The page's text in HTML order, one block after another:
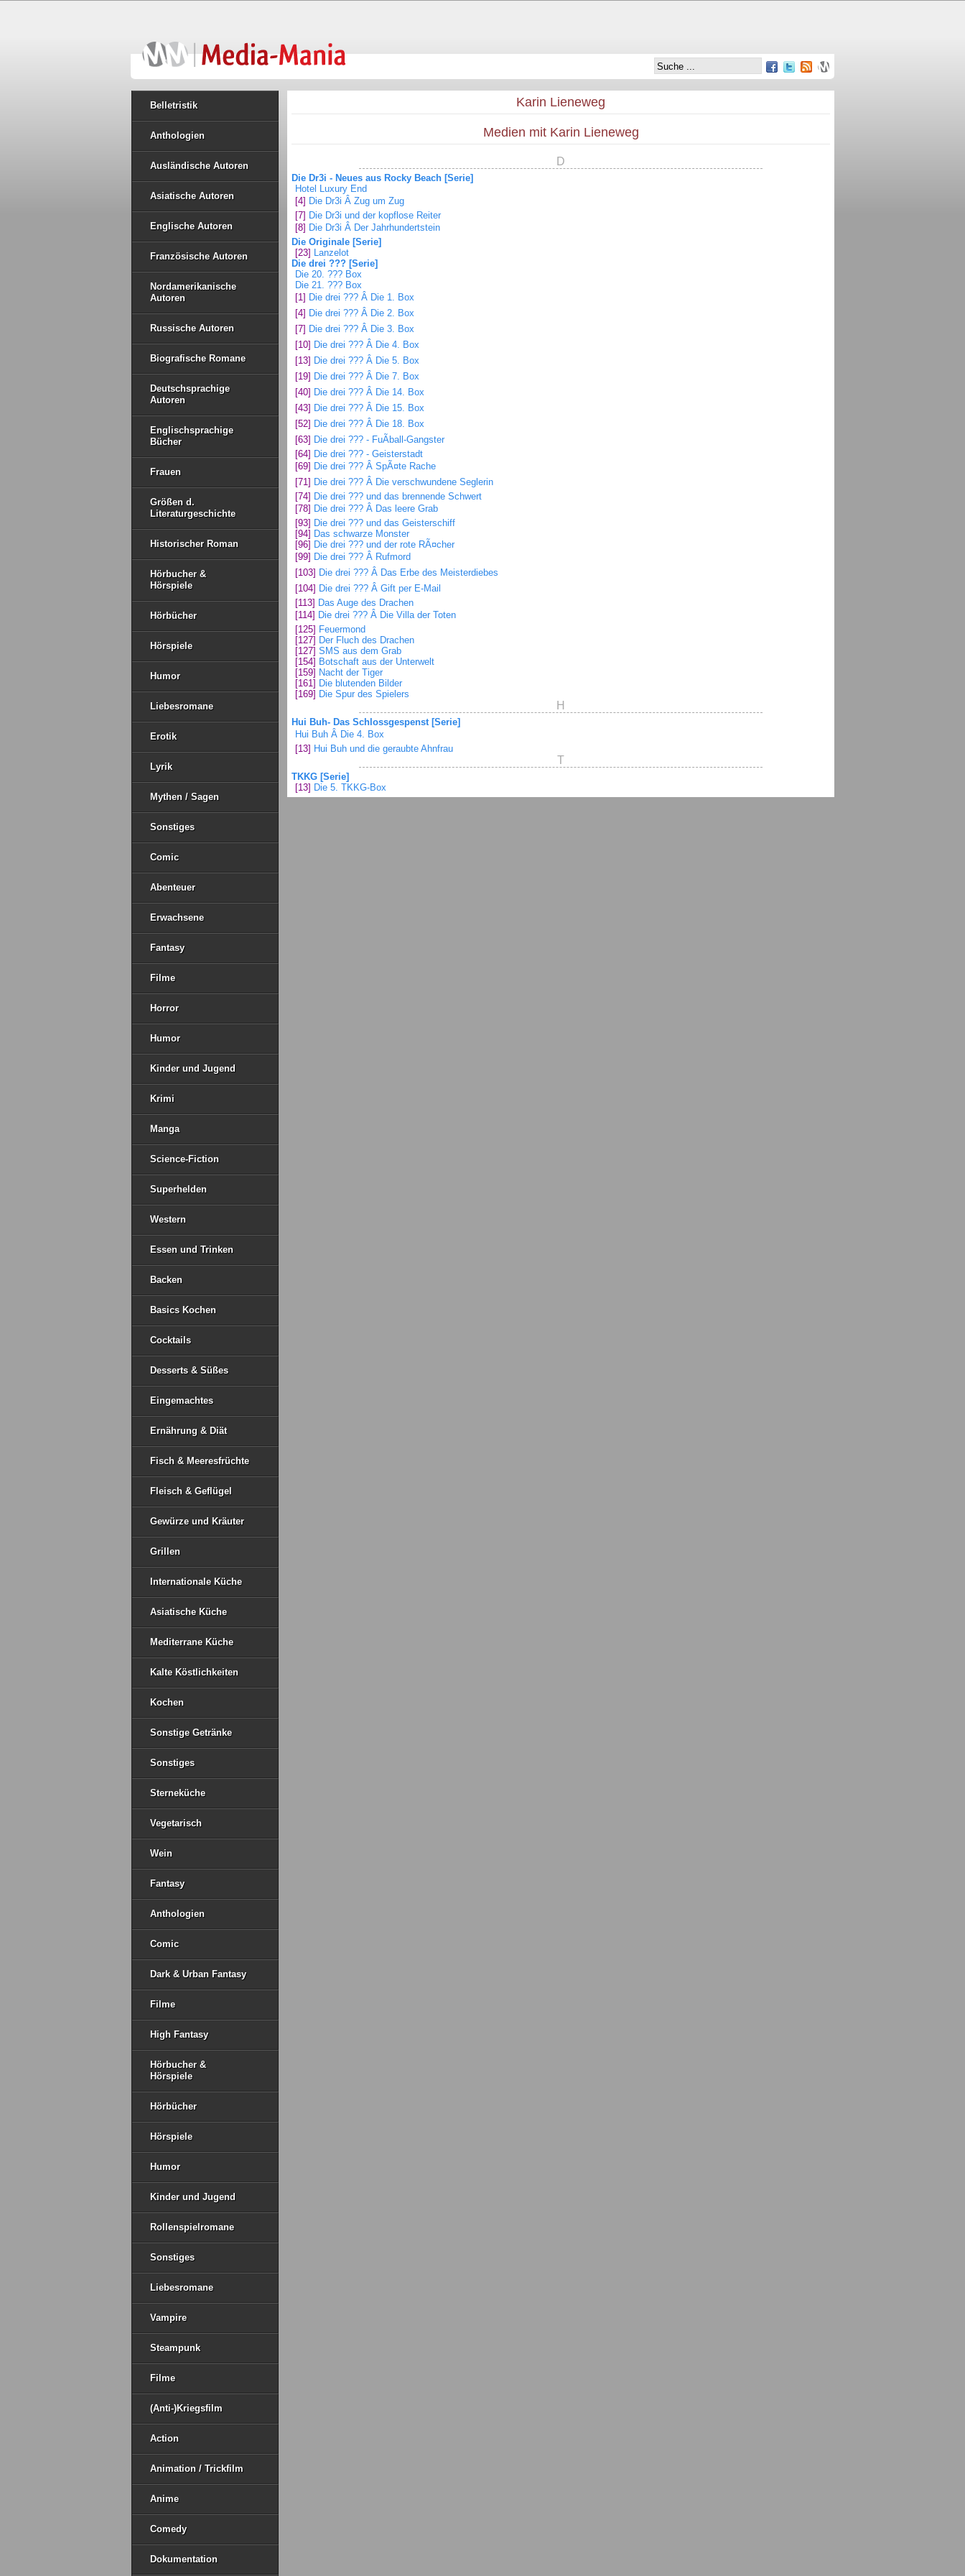
Belletristik
Anthologien
Ausländische Autoren
Asiatische Autoren
Englische Autoren
Französische Autoren
Nordamerikanische
Autoren
Russische Autoren
Biografische Romane
Deutschsprachige
Autoren
Englischsprachige
Bücher
Frauen
Größen d.
Literaturgeschichte
Historischer Roman
Hörbucher &
Hörspiele
Hörbücher
Hörspiele
Humor
Liebesromane
Erotik
Lyrik
Mythen / Sagen
Sonstiges
Comic
Abenteuer
Erwachsene
Fantasy
Filme
Horror
Humor
Kinder und Jugend
Krimi
Manga
Science-Fiction
Superhelden
Western
Essen und Trinken
Backen
Basics Kochen
Cocktails
Desserts & Süßes
Eingemachtes
Ernährung & Diät
Fisch & Meeresfrüchte
Fleisch & Geflügel
Gewürze und Kräuter
Grillen
Internationale Küche
Asiatische Küche
Mediterrane Küche
Kalte Köstlichkeiten
Kochen
Sonstige Getränke
Sonstiges
Sterneküche
Vegetarisch
Wein
Fantasy
Anthologien
Comic
Dark & Urban Fantasy
Filme
High Fantasy
Hörbucher &
Hörspiele
Hörbücher
Hörspiele
Humor
Kinder und Jugend
Rollenspielromane
Sonstiges
Liebesromane
Vampire
Steampunk
Filme
(Anti-)Kriegsfilm
Action
Animation / Trickfilm
Anime
Comedy
Dokumentation
Karin Lieneweg
Medien mit Karin Lieneweg
D
Die Dr3i - Neues aus Rocky Beach [Serie]
Hotel Luxury End
[4] Die Dr3i Â Zug um Zug
[7] Die Dr3i und der kopflose Reiter
[8] Die Dr3i Â Der Jahrhundertstein
Die Originale [Serie]
[23] Lanzelot
Die drei ??? [Serie]
Die 20. ??? Box
Die 21. ??? Box
[1] Die drei ??? Â Die 1. Box
[4] Die drei ??? Â Die 2. Box
[7] Die drei ??? Â Die 3. Box
[10] Die drei ??? Â Die 4. Box
[13] Die drei ??? Â Die 5. Box
[19] Die drei ??? Â Die 7. Box
[40] Die drei ??? Â Die 14. Box
[43] Die drei ??? Â Die 15. Box
[52] Die drei ??? Â Die 18. Box
[63] Die drei ??? - FuÃball-Gangster
[64] Die drei ??? - Geisterstadt
[69] Die drei ??? Â SpÃ¤te Rache
[71] Die drei ??? Â Die verschwundene Seglerin
[74] Die drei ??? und das brennende Schwert
[78] Die drei ??? Â Das leere Grab
[93] Die drei ??? und das Geisterschiff
[94] Das schwarze Monster
[96] Die drei ??? und der rote RÃ¤cher
[99] Die drei ??? Â Rufmord
[103] Die drei ??? Â Das Erbe des Meisterdiebes
[104] Die drei ??? Â Gift per E-Mail
[113] Das Auge des Drachen
[114] Die drei ??? Â Die Villa der Toten
[125] Feuermond
[127] Der Fluch des Drachen
[127] SMS aus dem Grab
[154] Botschaft aus der Unterwelt
[159] Nacht der Tiger
[161] Die blutenden Bilder
[169] Die Spur des Spielers
H
Hui Buh- Das Schlossgespenst [Serie]
Hui Buh Â Die 4. Box
[13] Hui Buh und die geraubte Ahnfrau
T
TKKG [Serie]
[13] Die 5. TKKG-Box